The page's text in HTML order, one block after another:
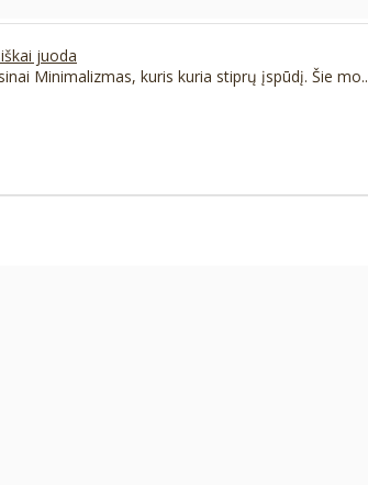
juoda
Minimalizmas, kuris kuria stiprų įspūdį. Šie mo..